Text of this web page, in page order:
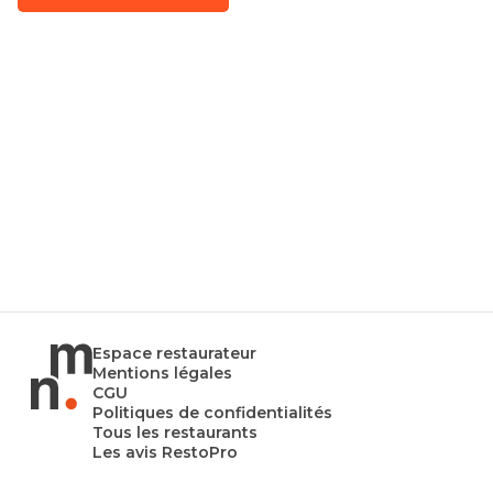
Espace restaurateur
Mentions légales
CGU
Politiques de confidentialités
Tous les restaurants
Les avis RestoPro